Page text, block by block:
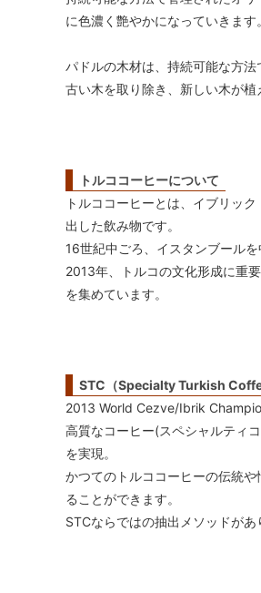
に色濃く艶やかになっていきます。
パドルの木材は、持続可能な方法
古い木を取り除き、新しい木が植
トルココーヒーについて
トルココーヒーとは、イブリッ
出した飲み物です。
16世紀中ごろ、イスタンブール
2013年、トルコの文化形成に重
を集めています。
STC（Specialty Turkish
2013 World Cezve/Ibrik
高質なコーヒー(スペシャルティ
を実現。
かつてのトルココーヒーの伝統
ることができます。
STCならではの抽出メソッドがあ